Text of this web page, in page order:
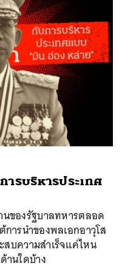
ารบริหารประเทศ
นของรัฐบาลทหารตลอด
ารนำของพลเอกอาวุโส
สบความสำเร็จแค่ไหน
านใดบ้าง